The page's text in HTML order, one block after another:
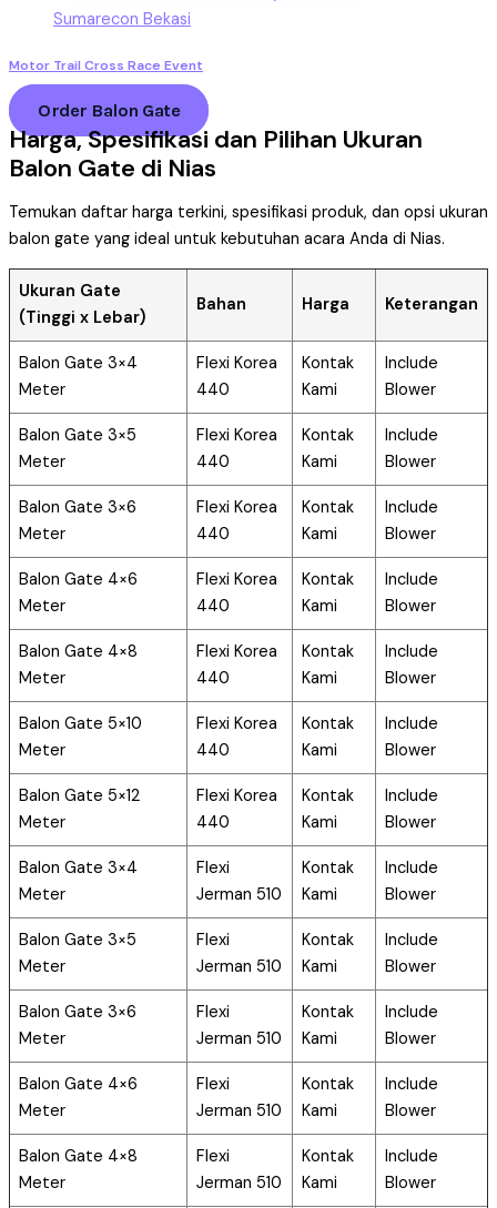
Motor Trail Cross Race Event
Order Balon Gate
Harga, Spesifikasi dan Pilihan Ukuran
Balon Gate di Nias
Temukan daftar harga terkini, spesifikasi produk, dan opsi ukuran
balon gate yang ideal untuk kebutuhan acara Anda di Nias.
Ukuran Gate
(Tinggi x Lebar)
Bahan Harga Keterangan
Balon Gate 3×4
Meter
Flexi Korea
440
Kontak
Kami
Include
Blower
Balon Gate 3×5
Meter
Flexi Korea
440
Kontak
Kami
Include
Blower
Balon Gate 3×6
Meter
Flexi Korea
440
Kontak
Kami
Include
Blower
Balon Gate 4×6
Meter
Flexi Korea
440
Kontak
Kami
Include
Blower
Balon Gate 4×8
Meter
Flexi Korea
440
Kontak
Kami
Include
Blower
Balon Gate 5×10
Meter
Flexi Korea
440
Kontak
Kami
Include
Blower
Balon Gate 5×12
Meter
Flexi Korea
440
Kontak
Kami
Include
Blower
Balon Gate 3×4
Meter
Flexi
Jerman 510
Kontak
Kami
Include
Blower
Balon Gate 3×5
Meter
Flexi
Jerman 510
Kontak
Kami
Include
Blower
Balon Gate 3×6
Meter
Flexi
Jerman 510
Kontak
Kami
Include
Blower
Balon Gate 4×6
Meter
Flexi
Jerman 510
Kontak
Kami
Include
Blower
Balon Gate 4×8
Meter
Flexi
Jerman 510
Kontak
Kami
Include
Blower